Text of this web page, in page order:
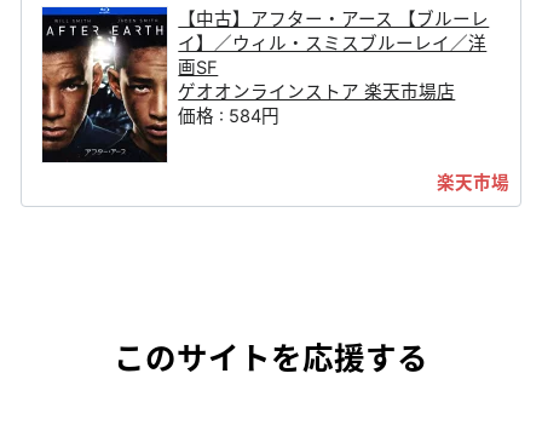
【中古】アフター・アース 【ブルーレ
イ】／ウィル・スミスブルーレイ／洋
画SF
ゲオオンラインストア 楽天市場店
価格 : 584円
このサイトを応援する